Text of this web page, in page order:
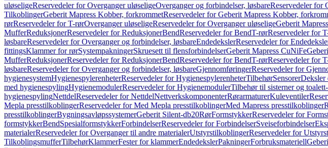
uløseligeReservedeler for Overganger uløseligeOverganger og forbindelser, løsbareReservedeler for
TilkoblingerGeberit Mapress Kobber, forkrommetReservedeler for Geberit Mapress Kobber,
rørReservedeler for T-rørOverganger uløseligeReservedeler for Overganger uløseligeGeberit
MufferReduksjonerReservedeler for ReduksjonerBendReservedeler for BendT-rørReservedeler for
løsbareReservedeler for Overganger og forbindelser, løsbareEndedekslerReservedeler for
fittingsKlammer for rørSystempakningerSkruesett til flensforbindelserGeberit Mapress CuNiFe
MufferReduksjonerReservedeler for ReduksjonerBendReservedeler for BendT-rørReservedeler for
løsbareReservedeler for Overganger og forbindelser, løsbareGjennomføringerReservedeler for
hygienesystemHygienespylerenheterReservedeler for HygienespylerenheterTilbehørSensorerDeksler
med hygienespylingHygienemodulerReservedeler for HygienemodulerTilbehør til sisterner og
hygienespylingNettdelReservedeler for NettdelNettverkskomponenterRørarmaturerKuleventiler
Mepla presstilkoblingerReservedeler for Med Mepla presstilkoblingerMed Mapress presstilkoblinger
presstilkoblingerBygningsavløpssystemerGeberit Silent-db20RørFormstykkerReservedeler for
formstykkerBendSpesialformstykkerForbindelserReservedeler for ForbindelserSveiseforbindelser
materialerReservedeler for Overganger til andre materialerUtstyrstilkoblingerReservedeler for
TilkoblingsmufferTilbehørKlammerFester for klammerEndedekslerPakningerForbruksmateriell